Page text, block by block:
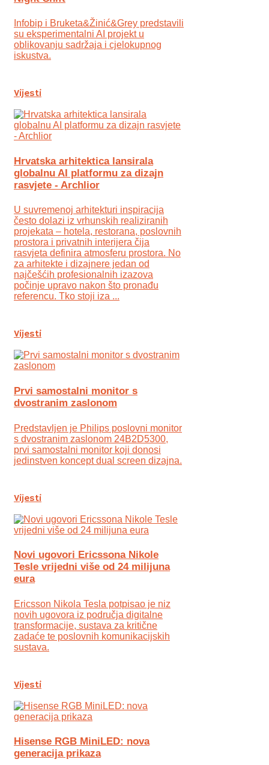
Infobip i Bruketa&Žinić&Grey predstavili
su eksperimentalni AI projekt u
oblikovanju sadržaja i cjelokupnog
iskustva.
Vijesti
Hrvatska arhitektica lansirala
globalnu AI platformu za dizajn
rasvjete - Archlior
U suvremenoj arhitekturi inspiracija
često dolazi iz vrhunskih realiziranih
projekata – hotela, restorana, poslovnih
prostora i privatnih interijera čija
rasvjeta definira atmosferu prostora. No
za arhitekte i dizajnere jedan od
najčešćih profesionalnih izazova
počinje upravo nakon što pronađu
referencu. Tko stoji iza ...
Vijesti
Prvi samostalni monitor s
dvostranim zaslonom
Predstavljen je Philips poslovni monitor
s dvostranim zaslonom 24B2D5300,
prvi samostalni monitor koji donosi
jedinstven koncept dual screen dizajna.
Vijesti
Novi ugovori Ericssona Nikole
Tesle vrijedni više od 24 milijuna
eura
Ericsson Nikola Tesla potpisao je niz
novih ugovora iz područja digitalne
transformacije, sustava za kritične
zadaće te poslovnih komunikacijskih
sustava.
Vijesti
Hisense RGB MiniLED: nova
generacija prikaza